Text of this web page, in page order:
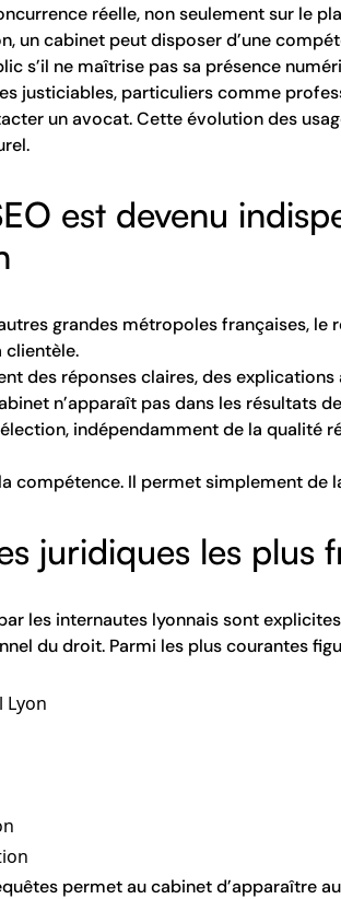
réelle, non seulement sur le
un cabinet peut disposer d’une
s’il ne maîtrise pas sa présence
justiciables, particuliers comme
un avocat. Cette évolution des
est devenu
grandes métropoles françaises, le
clientèle.
des réponses claires, des
n’apparaît pas dans les résultats
indépendamment de la qualité
compétence. Il permet simplement de
juridiques les plus
les internautes lyonnais sont
du droit. Parmi les plus courantes
Lyon
permet au cabinet d’apparaître